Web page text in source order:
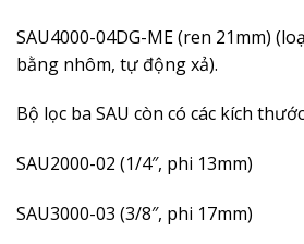
SAU4000-04DG-ME (ren 21mm)
bằng nhôm, tự động xả).
Bộ lọc ba SAU còn có các kích
SAU2000-02 (1/4″, phi 13mm)
SAU3000-03 (3/8″, phi 17mm)